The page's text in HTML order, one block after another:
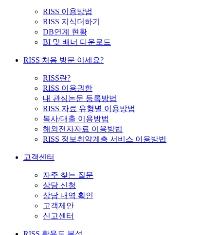
RISS 이용방법
RISS 지식더하기
DB연계 현황
BI 및 배너 다운로드
RISS 처음 방문 이세요?
RISS란?
RISS 이용권한
내 관심논문 등록방법
RISS 자료 유형별 이용방법
복사/대출 이용방법
해외전자자료 이용방법
RISS 정보취약계층 서비스 이용방법
고객센터
자주 찾는 질문
상담 신청
상담 내역 확인
고객제안
신고센터